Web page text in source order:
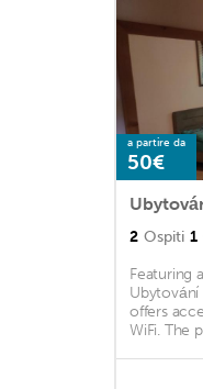
a partire da
50€
2 Ospiti 1
Featuring
Ubytování
offers
WiFi. The